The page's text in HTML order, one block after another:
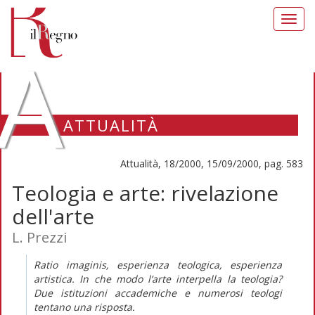
ATTUALITÀ
Attualità, 18/2000, 15/09/2000, pag. 583
Teologia e arte: rivelazione
dell'arte
L. Prezzi
Ratio imaginis, esperienza teologica, esperienza
artistica. In che modo l’arte interpella la teologia?
Due istituzioni accademiche e numerosi teologi
tentano una risposta.